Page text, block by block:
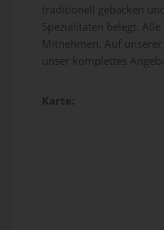
traditionell gebacken
Spezialitäten belegt. Alle
Mitnehmen. Auf
unser komplettes
Karte: